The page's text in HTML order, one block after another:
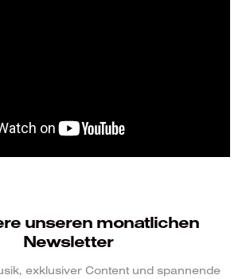
unseren monatlichen
Newsletter
exklusiver Content und spannende